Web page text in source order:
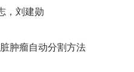
，刘建勋
肿瘤自动分割方法